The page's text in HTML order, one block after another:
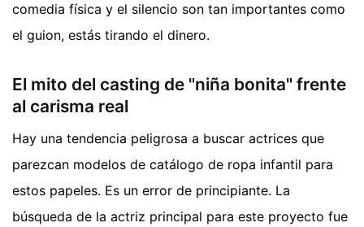
comedia física y el silencio son tan importantes como
el guion, estás tirando el dinero.
El mito del casting de "niña bonita" frente
al carisma real
Hay una tendencia peligrosa a buscar actrices que
parezcan modelos de catálogo de ropa infantil para
estos papeles. Es un error de principiante. La
búsqueda de la actriz principal para este proyecto fue